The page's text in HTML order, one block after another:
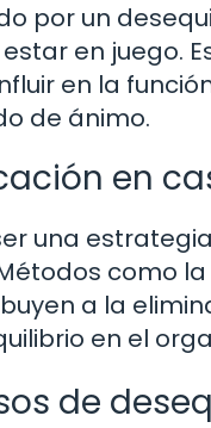
por un
en juego.
en la
de ánimo.
en
una
como
a la
en el
de